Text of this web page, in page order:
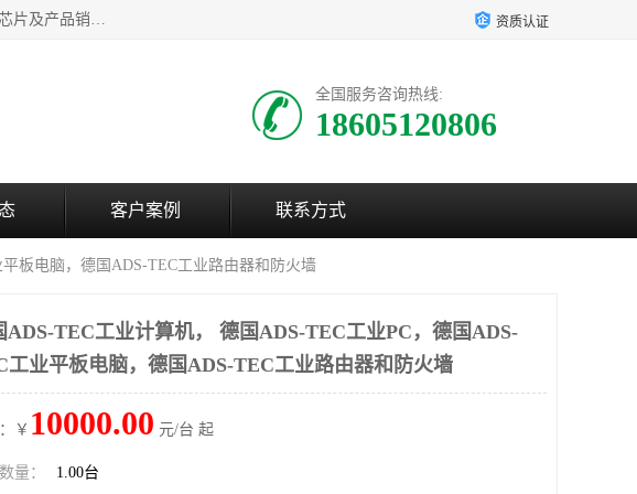
经营范围包括一般项目:电子产品销售;电子元器件与机电组件设备销售;电子元器件批发;电子元器件零售;集成电路芯片及产品销售;仪器仪表销售;智能仪器仪表销售;工业自动控制系统装置销售;工业控制计算机及系统销售;电气设备销售;电气信号设备装置销售;电气设备修理; 资质认证
全国服务咨询热线:
18605120806
客户案例 联系方式
板电脑，德国ADS-TEC工业路由器和防火墙
ADS-TEC工业计算机， 德国ADS-TEC工业PC，德国ADS-
工业平板电脑，德国ADS-TEC工业路由器和防火墙
￥ 10000.00 元/台 起
量： 1.00台